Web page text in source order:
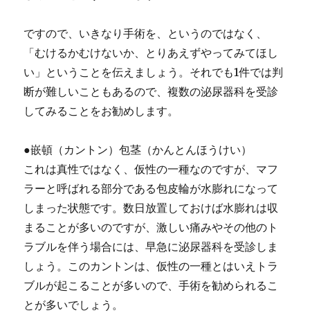
ですので、いきなり手術を、というのではなく、
「むけるかむけないか、とりあえずやってみてほし
い」ということを伝えましょう。それでも1件では判
断が難しいこともあるので、複数の泌尿器科を受診
してみることをお勧めします。
●嵌頓（カントン）包茎（かんとんほうけい）
これは真性ではなく、仮性の一種なのですが、マフ
ラーと呼ばれる部分である包皮輪が水膨れになって
しまった状態です。数日放置しておけば水膨れは収
まることが多いのですが、激しい痛みやその他のト
ラブルを伴う場合には、早急に泌尿器科を受診しま
しょう。このカントンは、仮性の一種とはいえトラ
ブルが起こることが多いので、手術を勧められるこ
とが多いでしょう。